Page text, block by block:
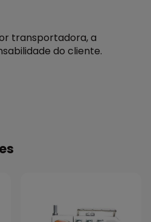
transportadora, a
do cliente.